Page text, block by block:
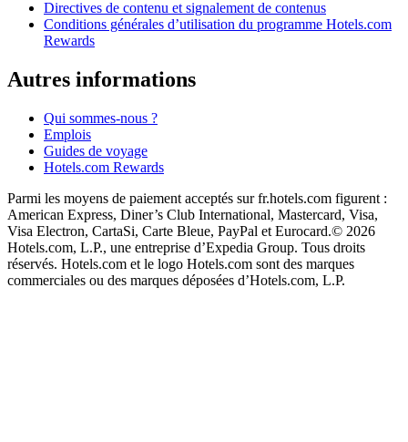
Directives de contenu et signalement de contenus
Conditions générales d’utilisation du programme Hotels.com
Rewards
Autres informations
Qui sommes-nous ?
Emplois
Guides de voyage
Hotels.com Rewards
Parmi les moyens de paiement acceptés sur fr.hotels.com figurent :
American Express, Diner’s Club International, Mastercard, Visa,
Visa Electron, CartaSi, Carte Bleue, PayPal et Eurocard.© 2026
Hotels.com, L.P., une entreprise d’Expedia Group. Tous droits
réservés. Hotels.com et le logo Hotels.com sont des marques
commerciales ou des marques déposées d’Hotels.com, L.P.